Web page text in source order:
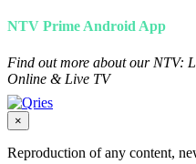
NTV Prime Android App
Find out more about our NTV:
Online & Live TV
×
Reproduction of any content,